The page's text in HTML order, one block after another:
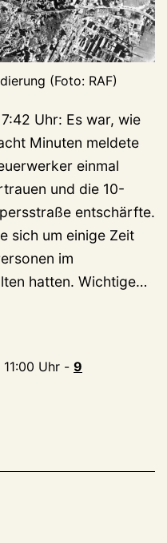
(Foto: RAF)
Uhr: Es war, wie
Minuten meldete
einmal
und die 10-
entschärfte.
sich um einige Zeit
im
hatten. Wichtige…
Uhr - 9